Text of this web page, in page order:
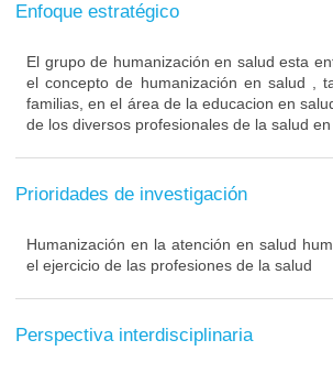
Enfoque estratégico
El grupo de humanización en salud esta
el concepto de humanización en salud ,
familias, en el área de la educacion en
de los diversos profesionales de la salud
Prioridades de investigación
Humanización en la atención en salud
el ejercicio de las profesiones de la salud
Perspectiva interdisciplinaria